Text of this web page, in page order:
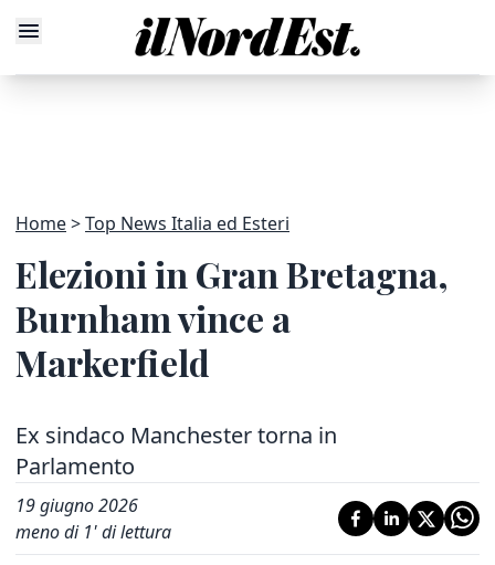
Home Top News Italia ed Esteri
Elezioni in Gran Bretagna,
Burnham vince a
Markerfield
Ex sindaco Manchester torna in
Parlamento
19 giugno 2026
meno di 1' di lettura